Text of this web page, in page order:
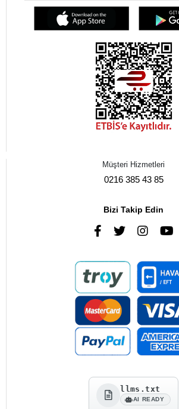
Müşteri Hizmetleri
0216 385 43 85
Bizi Takip Edin
llms.txt
AI READY